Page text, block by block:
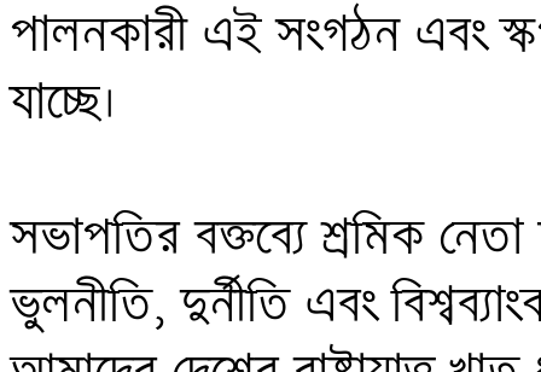
পালনকারী এই সংগঠন এবং
যাচ্ছে।
সভাপতির বক্তব্যে শ্রমিক
ভুলনীতি, দুর্নীতি এবং